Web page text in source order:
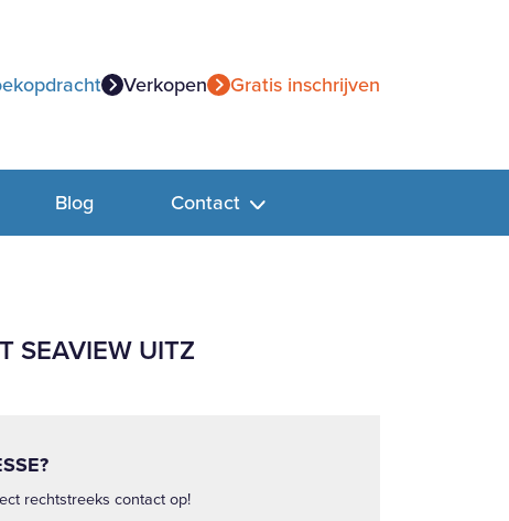
Verkopen Gratis inschrijven
Blog Contact
SEAVIEW UITZ
rechtstreeks contact op!